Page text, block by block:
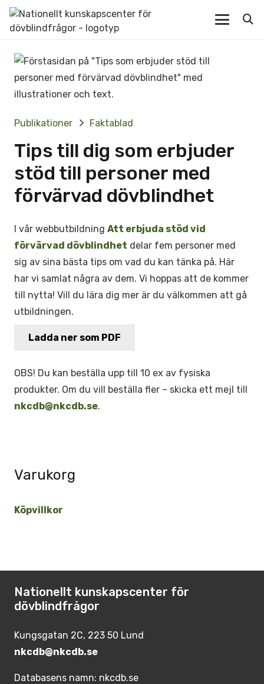
Publikationer Faktablad
Tips till dig som erbjuder
stöd till personer med
förvärvad dövblindhet
I vår webbutbildning Att erbjuda stöd vid
förvärvad dövblindhet delar fem personer med
sig av sina bästa tips om vad du kan tänka på. Här
har vi samlat några av dem. Vi hoppas att de kommer
till nytta! Vill du lära dig mer är du välkommen att gå
utbildningen.
Ladda ner som PDF
OBS! Du kan beställa upp till 10 ex av fysiska
produkter. Om du vill beställa fler – skicka ett mejl till
nkcdb@nkcdb.se.
Varukorg
Köpvillkor
Nationellt kunskapscenter för
dövblindfrågor
Kungsgatan 2C, 223 50 Lund
nkcdb@nkcdb.se
Databasens namn: nkcdb.se